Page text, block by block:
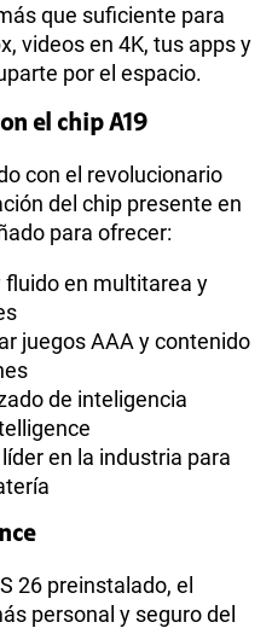
que suficiente para
videos en 4K, tus apps y
por el espacio.
el chip A19
con el revolucionario
del chip presente en
para ofrecer:
fluido en multitarea y
juegos AAA y contenido
de inteligencia
en la industria para
26 preinstalado, el
personal y seguro del